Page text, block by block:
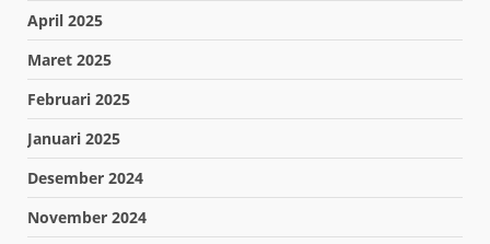
April 2025
Maret 2025
Februari 2025
Januari 2025
Desember 2024
November 2024